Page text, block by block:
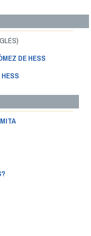
DE HESS